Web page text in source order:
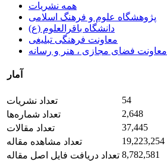
همه نشریات
پژوهشگاه علوم و فرهنگ اسلامی
دانشگاه باقرالعلوم (ع)
معاونت فرهنگی تبلیغی
معاونت فضای مجازی ، هنر و رسانه
آمار
تعداد نشریات
54
تعداد شماره‌ها
2,648
تعداد مقالات
37,445
تعداد مشاهده مقاله
19,223,254
تعداد دریافت فایل اصل مقاله 8,782,581